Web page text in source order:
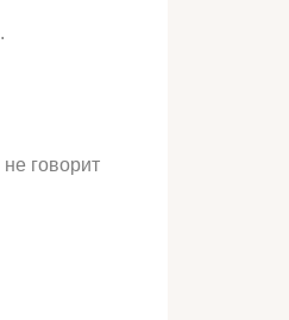
говорит